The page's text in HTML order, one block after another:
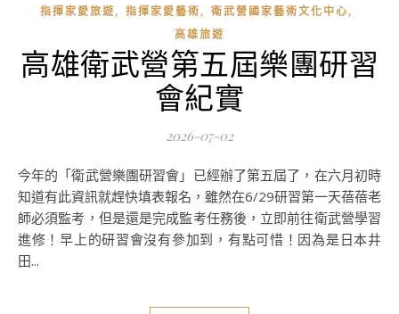
指揮家愛旅遊, 指揮家愛藝術, 衛武營國家藝術文化中心,
高雄旅遊
高雄衛武營第五屆樂團研習
會紀實
2026-07-02
今年的「衛武營樂團研習會」已經辦了第五屆了，在六月初時
知道有此資訊就趕快填表報名，雖然在6/29研習第一天蓓蓓老
師必須監考，但是還是完成監考任務後，立即前往衛武營學習
進修！早上的研習會沒有參加到，有點可惜！因為是日本井
田...